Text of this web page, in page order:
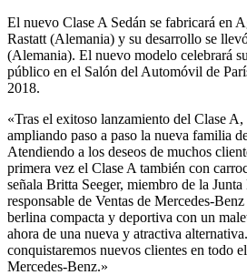
El nuevo Clase A Sedán se fabricará en
Rastatt (Alemania) y su desarrollo se
(Alemania). El nuevo modelo celebrará
público en el Salón del Automóvil de
2018.
«Tras el exitoso lanzamiento del Clase
ampliando paso a paso la nueva familia
Atendiendo a los deseos de muchos
primera vez el Clase A también con
señala Britta Seeger, miembro de la
responsable de Ventas de Mercedes-
berlina compacta y deportiva con un
ahora de una nueva y atractiva
conquistaremos nuevos clientes en todo
Mercedes-Benz.»